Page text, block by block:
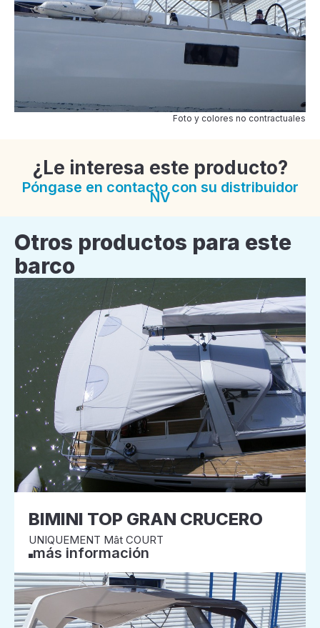
Foto y colores no contractuales
¿Le interesa este producto?
Póngase en contacto con su distribuidor
NV
Otros productos para este
barco
BIMINI TOP GRAN CRUCERO
UNIQUEMENT Mât COURT
más información